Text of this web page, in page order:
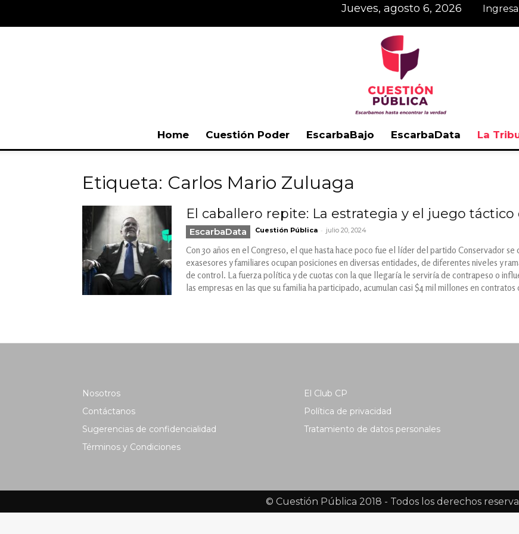
jueves, agosto 6, 2026
Home Cuestión Poder EscarbaBajo EscarbaData La
Etiqueta: Carlos Mario Zuluaga
El caballero repite: La estrategia y el juego táctico
EscarbaData Cuestión Pública - julio 20, 2024
Con 30 años en el Congreso, el que hasta hace poco fue el líder del partido Conservador
exasesores y familiares ocupan posiciones en diversas entidades, de diferentes niveles y
de control. La fuerza política y de cuotas con la que llegaría le serviría de contrapeso o
las empresas en las que su familia ha participado, acumulan casi $4 mil millones en
Nosotros
Contáctanos
Sugerencias de confidencialidad
Términos y Condiciones
El Club CP
Política de privacidad
Tratamiento de datos personales
© Cuestión Pública 2018 - Todos los derechos